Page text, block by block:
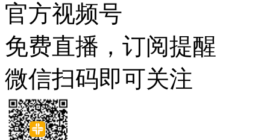
官方视频号
免费直播，订阅提醒
微信扫码即可关注